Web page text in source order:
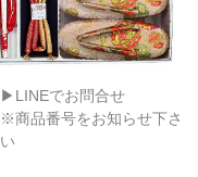
▶LINEでお問合せ
※商品番号をお知らせ下さ
い